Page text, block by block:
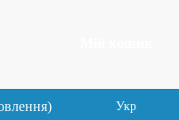
Укр